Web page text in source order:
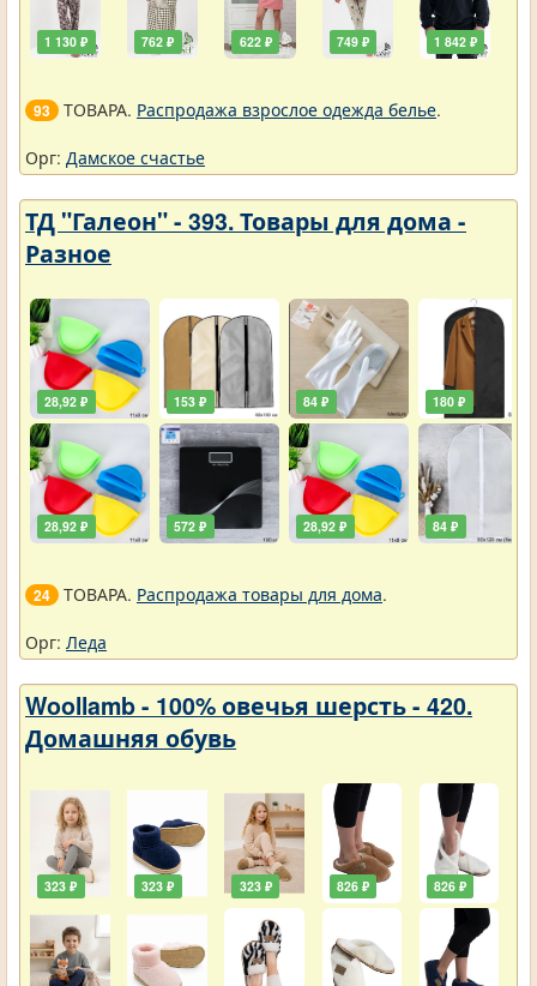
1 130 ₽ 762 ₽ 622 ₽ 749 ₽ 1 842 ₽
93 ТОВАРА. Распродажа взрослое одежда белье.
Орг: Дамское счастье
ТД "Галеон" - 393. Товары для дома -
Разное
28,92 ₽
28,92 ₽
153 ₽
572 ₽
84 ₽
28,92 ₽
180 ₽
84 ₽
24 ТОВАРА. Распродажа товары для дома.
Орг: Леда
Woollamb - 100% овечья шерсть - 420.
Домашняя обувь
323 ₽ 323 ₽ 323 ₽ 826 ₽ 826 ₽